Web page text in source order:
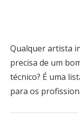
Qualquer artista
precisa de um
técnico? É uma
para os